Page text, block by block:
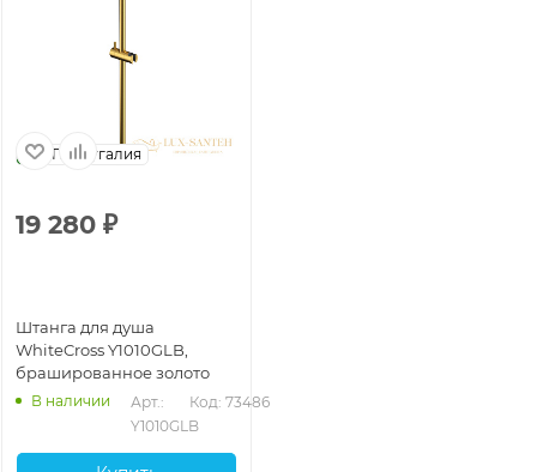
Португалия
19 280 ₽
Штанга для душа
WhiteCross Y1010GLB,
брашированное золото
В наличии
Арт.:
Y1010GLB
Код: 73486